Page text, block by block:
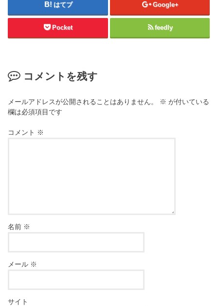
はてブ Google+
Pocket feedly
コメントを残す
メールアドレスが公開されることはありません。 ※ が付いている
欄は必須項目です
コメント ※
名前 ※
メール ※
サイト